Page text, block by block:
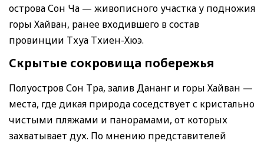
острова Сон Ча — живописного участка у подножия
горы Хайван, ранее входившего в состав
провинции Тхуа Тхиен-Хюэ.
Скрытые сокровища побережья
Полуостров Сон Тра, залив Дананг и горы Хайван —
места, где дикая природа соседствует с кристально
чистыми пляжами и панорамами, от которых
захватывает дух. По мнению представителей